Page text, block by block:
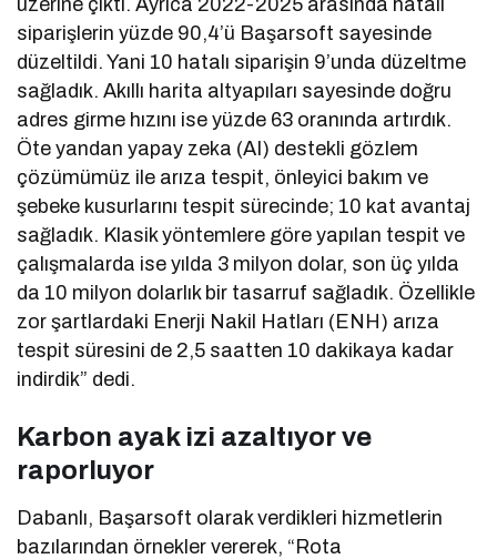
siparişlerin yüzde 90,4’ü Başarsoft sayesinde
düzeltildi. Yani 10 hatalı siparişin 9’unda düzeltme
sağladık. Akıllı harita altyapıları sayesinde doğru
adres girme hızını ise yüzde 63 oranında artırdık.
Öte yandan yapay zeka (AI) destekli gözlem
çözümümüz ile arıza tespit, önleyici bakım ve
şebeke kusurlarını tespit sürecinde; 10 kat avantaj
sağladık. Klasik yöntemlere göre yapılan tespit ve
çalışmalarda ise yılda 3 milyon dolar, son üç yılda
da 10 milyon dolarlık bir tasarruf sağladık. Özellikle
zor şartlardaki Enerji Nakil Hatları (ENH) arıza
tespit süresini de 2,5 saatten 10 dakikaya kadar
indirdik” dedi.
Karbon ayak izi azaltıyor ve
raporluyor
Dabanlı, Başarsoft olarak verdikleri hizmetlerin
bazılarından örnekler vererek, “Rota